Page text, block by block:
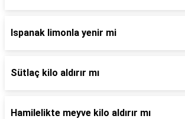
Ispanak limonla yenir mi
Sütlaç kilo aldırır mı
Hamilelikte meyve kilo aldırır mı